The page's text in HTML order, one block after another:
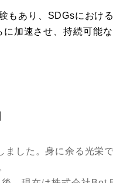
もあり、SDGsにおけ
加速させ、持続可能
した。身に余る光栄